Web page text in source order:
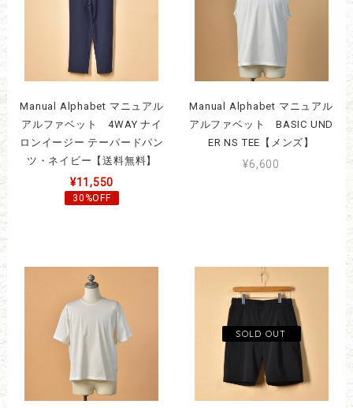
Manual Alphabet マニュアル
アルファベット 4WAY ナイ
ロンイージー テーパードパン
ツ・ネイビー【送料無料】
¥11,550
30%OFF
Manual Alphabet マニュアル
アルファベット BASIC UND
ER NS TEE【メンズ】
¥6,600